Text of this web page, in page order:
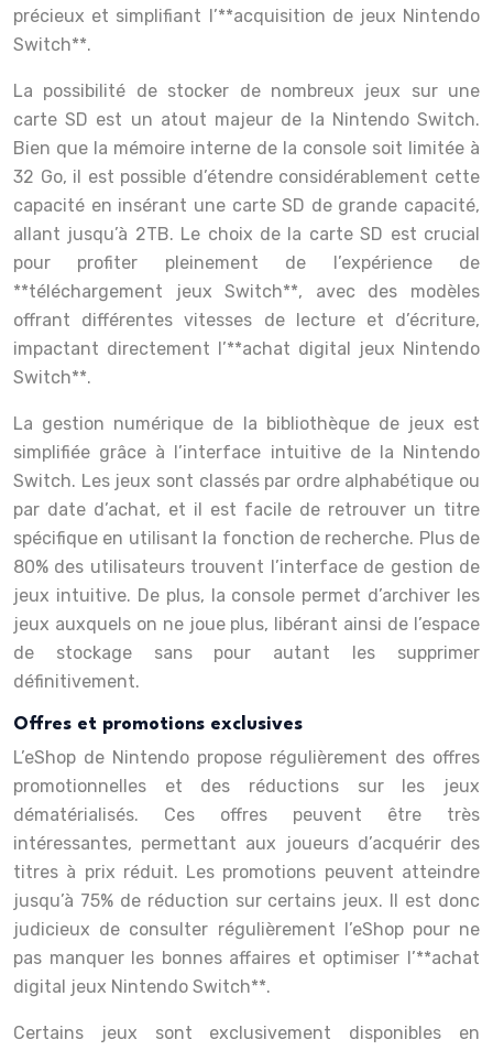
précieux et simplifiant l’**acquisition de jeux Nintendo
Switch**.
La possibilité de stocker de nombreux jeux sur une
carte SD est un atout majeur de la Nintendo Switch.
Bien que la mémoire interne de la console soit limitée à
32 Go, il est possible d’étendre considérablement cette
capacité en insérant une carte SD de grande capacité,
allant jusqu’à 2TB. Le choix de la carte SD est crucial
pour profiter pleinement de l’expérience de
**téléchargement jeux Switch**, avec des modèles
offrant différentes vitesses de lecture et d’écriture,
impactant directement l’**achat digital jeux Nintendo
Switch**.
La gestion numérique de la bibliothèque de jeux est
simplifiée grâce à l’interface intuitive de la Nintendo
Switch. Les jeux sont classés par ordre alphabétique ou
par date d’achat, et il est facile de retrouver un titre
spécifique en utilisant la fonction de recherche. Plus de
80% des utilisateurs trouvent l’interface de gestion de
jeux intuitive. De plus, la console permet d’archiver les
jeux auxquels on ne joue plus, libérant ainsi de l’espace
de stockage sans pour autant les supprimer
définitivement.
Offres et promotions exclusives
L’eShop de Nintendo propose régulièrement des offres
promotionnelles et des réductions sur les jeux
dématérialisés. Ces offres peuvent être très
intéressantes, permettant aux joueurs d’acquérir des
titres à prix réduit. Les promotions peuvent atteindre
jusqu’à 75% de réduction sur certains jeux. Il est donc
judicieux de consulter régulièrement l’eShop pour ne
pas manquer les bonnes affaires et optimiser l’**achat
digital jeux Nintendo Switch**.
Certains jeux sont exclusivement disponibles en